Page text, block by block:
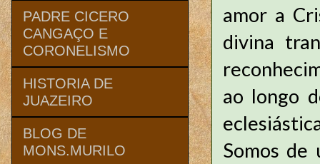
amor a
divina
ao longo
Somos de
PADRE CICERO
CANGAÇO E
CORONELISMO
HISTORIA DE
JUAZEIRO
BLOG DE
MONS.MURILO